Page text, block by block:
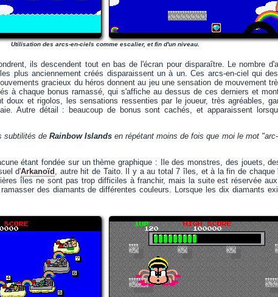
Utilisation des arcs-en-ciels comme escalier, et fin d'un niveau.
ils descendent tout en bas de l'écran pour disparaître. Le nombre
plus anciennement créés disparaissent un à un. Ces arcs-en-ciel qui
gracieux du héros donnent au jeu une sensation de mouvement
à chaque bonus ramassé, qui s'affiche au dessus de ces derniers et
doux et rigolos, les sensations ressenties par le joueur, très agréables,
Autre détail : beaucoup de bonus sont cachés, et apparaissent
subtilités de Rainbow Islandsen répétant moins de fois que moi le mot
étant fondée sur un thème graphique : Ile des monstres, des jouets,
d'Arkanoïd , autre hit de Taito. Il y a au total 7 îles, et à la fin de chaque
îles ne sont pas trop difficiles à franchir, mais la suite est réservée
des diamants de différentes couleurs. Lorsque les dix diamants